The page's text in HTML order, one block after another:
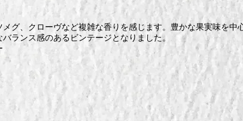
グ、クローヴなど複雑な香りを感じます。豊かな果実味を中
ランス感のあるビンテージとなりました。